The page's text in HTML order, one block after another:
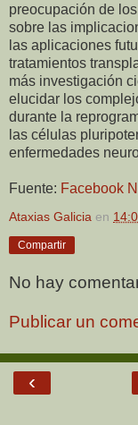
preocupación de
sobre las
las aplicaciones
tratamientos
más investigación
elucidar los
durante la
las células
enfermedades
Fuente: Facebook
Ataxias Galicia en
Compartir
No hay
Publicar un
‹